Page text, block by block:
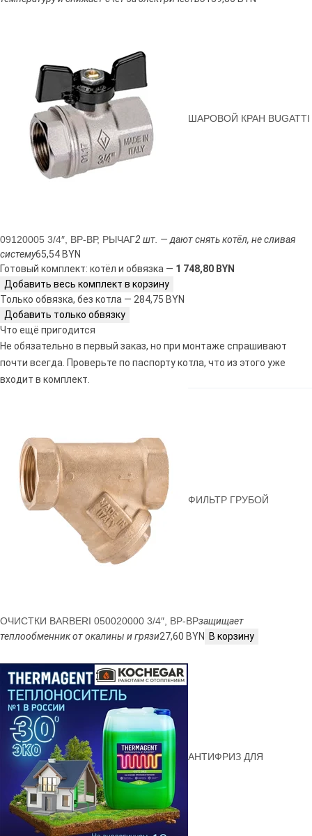
ШАРОВОЙ КРАН BUGATTI
09120005 3/4″, ВР-ВР, РЫЧАГ2 шт. — дают снять котёл, не сливая
систему65,54 BYN
Готовый комплект: котёл и обвязка — 1 748,80 BYN
Добавить весь комплект в корзину
Только обвязка, без котла — 284,75 BYN
Добавить только обвязку
Что ещё пригодится
Не обязательно в первый заказ, но при монтаже спрашивают
почти всегда. Проверьте по паспорту котла, что из этого уже
входит в комплект.
ФИЛЬТР ГРУБОЙ
ОЧИСТКИ BARBERI 050020000 3/4″, ВР-ВРзащищает
теплообменник от окалины и грязи27,60 BYN В корзину
АНТИФРИЗ ДЛЯ